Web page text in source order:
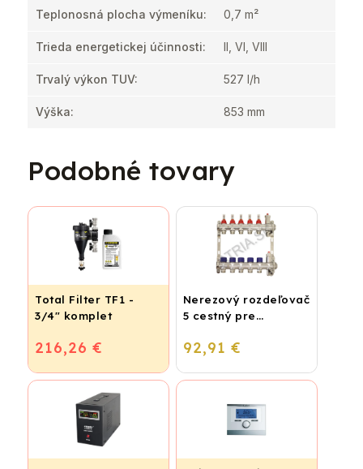
Teplonosná plocha výmeníku: 0,7 m²
Trieda energetickej účinnosti: II, VI, VIII
Trvalý výkon TUV: 527 l/h
Výška: 853 mm
Podobné tovary
Total Filter TF1 -
3/4" komplet
216,26 €
Nerezový rozdeľovač
5 cestný pre
vykurovanie
92,91 €